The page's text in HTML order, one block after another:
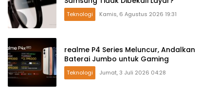
Teknologi Kamis, 6 Agustus 2026 19:31
realme P4 Series Meluncur, Andalkan
Baterai Jumbo untuk Gaming
Teknologi Jumat, 3 Juli 2026 04:28